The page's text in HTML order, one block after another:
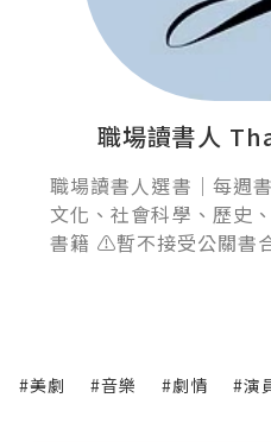
職場讀書人
職場讀書人選書｜每週
文化、社會科學、歷史
書籍 ⚠️暫不接受公關書
#美劇 #音樂 #劇情 #演